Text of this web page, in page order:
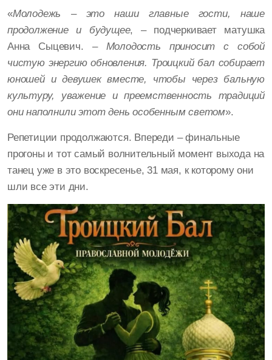
«Молодежь – это наши главные гости, наше
продолжение и будущее, – подчеркивает матушка
Анна Сыцевич. – Молодость приносит с собой
чистую энергию обновления. Троицкий бал собирает
юношей и девушек вместе, чтобы через бальную
культуру, уважение и преемственность традиций
они наполнили этот день особенным светом».
Репетиции продолжаются. Впереди – финальные
прогоны и тот самый волнительный момент выхода на
танец уже в это воскресенье, 31 мая, к которому они
шли все эти дни.